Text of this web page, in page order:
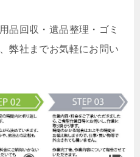
品回収・遺品整理・ゴミ
弊社までお気軽にお問い